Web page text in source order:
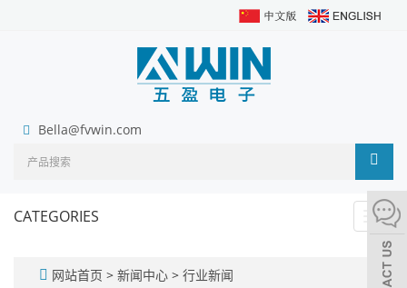
Bella@fvwin.com
CATEGORIES
网站首页 > 新闻中心 > 行业新闻